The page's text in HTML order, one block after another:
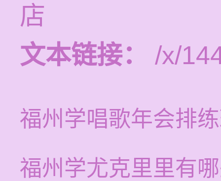
店
文本链接：
/x/
福州学唱歌年会排
福州学尤克里里有